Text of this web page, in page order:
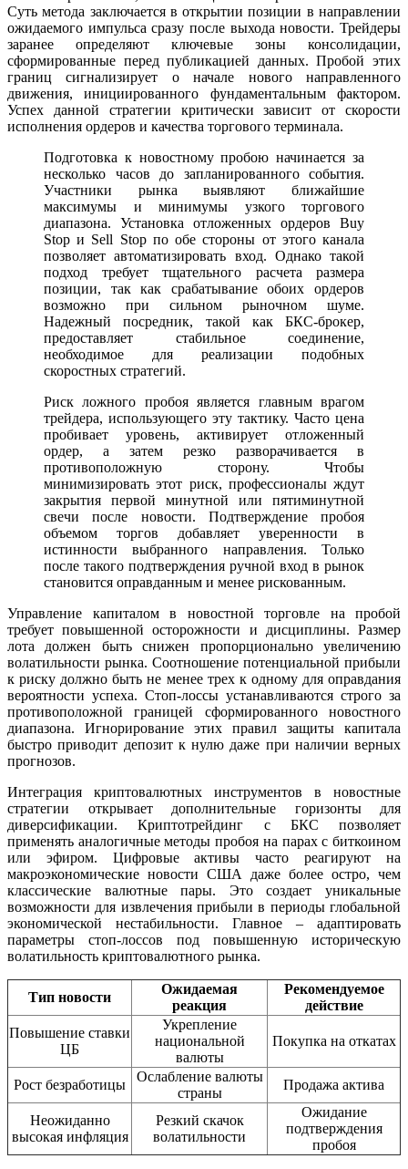
Суть метода заключается в открытии позиции в направлении
ожидаемого импульса сразу после выхода новости. Трейдеры
заранее определяют ключевые зоны консолидации,
сформированные перед публикацией данных. Пробой этих
границ сигнализирует о начале нового направленного
движения, инициированного фундаментальным фактором.
Успех данной стратегии критически зависит от скорости
исполнения ордеров и качества торгового терминала.
Подготовка к новостному пробою начинается за
несколько часов до запланированного события.
Участники рынка выявляют ближайшие
максимумы и минимумы узкого торгового
диапазона. Установка отложенных ордеров Buy
Stop и Sell Stop по обе стороны от этого канала
позволяет автоматизировать вход. Однако такой
подход требует тщательного расчета размера
позиции, так как срабатывание обоих ордеров
возможно при сильном рыночном шуме.
Надежный посредник, такой как БКС-брокер,
предоставляет стабильное соединение,
необходимое для реализации подобных
скоростных стратегий.
Риск ложного пробоя является главным врагом
трейдера, использующего эту тактику. Часто цена
пробивает уровень, активирует отложенный
ордер, а затем резко разворачивается в
противоположную сторону. Чтобы
минимизировать этот риск, профессионалы ждут
закрытия первой минутной или пятиминутной
свечи после новости. Подтверждение пробоя
объемом торгов добавляет уверенности в
истинности выбранного направления. Только
после такого подтверждения ручной вход в рынок
становится оправданным и менее рискованным.
Управление капиталом в новостной торговле на пробой
требует повышенной осторожности и дисциплины. Размер
лота должен быть снижен пропорционально увеличению
волатильности рынка. Соотношение потенциальной прибыли
к риску должно быть не менее трех к одному для оправдания
вероятности успеха. Стоп-лоссы устанавливаются строго за
противоположной границей сформированного новостного
диапазона. Игнорирование этих правил защиты капитала
быстро приводит депозит к нулю даже при наличии верных
прогнозов.
Интеграция криптовалютных инструментов в новостные
стратегии открывает дополнительные горизонты для
диверсификации. Криптотрейдинг с БКС позволяет
применять аналогичные методы пробоя на парах с биткоином
или эфиром. Цифровые активы часто реагируют на
макроэкономические новости США даже более остро, чем
классические валютные пары. Это создает уникальные
возможности для извлечения прибыли в периоды глобальной
экономической нестабильности. Главное – адаптировать
параметры стоп-лоссов под повышенную историческую
волатильность криптовалютного рынка.
Тип новости
Ожидаемая
реакция
Рекомендуемое
действие
Повышение ставки
ЦБ
Укрепление
национальной
валюты
Покупка на откатах
Рост безработицы
Ослабление валюты
страны
Продажа актива
Неожиданно
высокая инфляция
Резкий скачок
волатильности
Ожидание
подтверждения
пробоя